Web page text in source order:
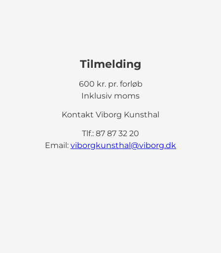
Tilmelding
600 kr. pr. forløb
Inklusiv moms
Kontakt Viborg Kunsthal
Tlf.: 87 87 32 20
Email: viborgkunsthal@viborg.dk